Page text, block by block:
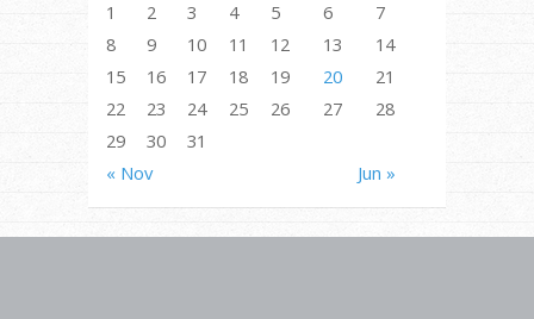
« Nov Jun »
1 2 3 4 5 6
7
8
9 10 11 12 13
14
15
16 17 18 19 20
21
22
23 24 25 26 27
28
29
30 31